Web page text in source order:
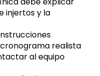
injertos y la
realista
al equipo